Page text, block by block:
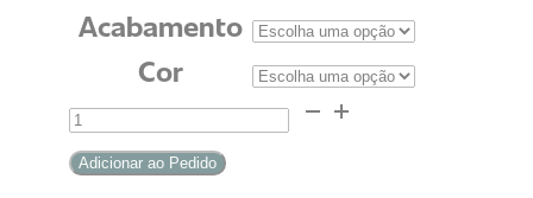
Acabamento
Cor
Vaso
Atenas
Adicionar ao Pedido